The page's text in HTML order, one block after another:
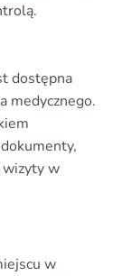
dostępna
medycznego.
wizyty w
w